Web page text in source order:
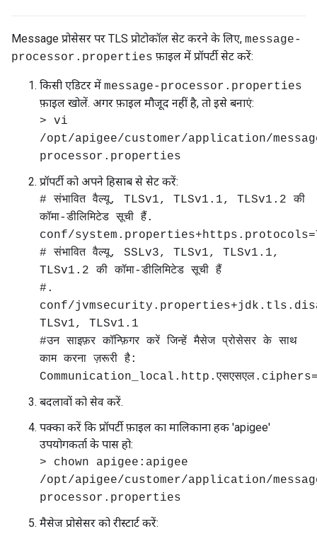
Message प्रोसेसर पर TLS प्रोटोकॉल सेट करने के लिए, message-
processor.properties फ़ाइल में प्रॉपर्टी सेट करें:
किसी एडिटर में message-processor.properties
फ़ाइल खोलें. अगर फ़ाइल मौजूद नहीं है, तो इसे बनाएं:
> vi
/opt/apigee/customer/application/
processor.properties
प्रॉपर्टी को अपने हिसाब से सेट करें:
# संभावित वैल्यू, TLSv1, TLSv1.1, TLSv1.2 की
कॉमा-डीलिमिटेड सूची हैं.
conf/
# संभावित वैल्यू, SSLv3, TLSv1, TLSv1.1,
TLSv1.2 की कॉमा-डीलिमिटेड सूची हैं
#.
conf/
TLSv1, TLSv1.1
#उन साइफ़र कॉन्फ़िगर करें जिन्हें मैसेज प्रोसेसर के साथ
काम करना ज़रूरी है:
बदलावों को सेव करें.
पक्का करें कि प्रॉपर्टी फ़ाइल का मालिकाना हक 'apigee'
उपयोगकर्ता के पास हो:
> chown apigee:apigee
/opt/apigee/customer/application/
processor.properties
मैसेज प्रोसेसर को रीस्टार्ट करें: